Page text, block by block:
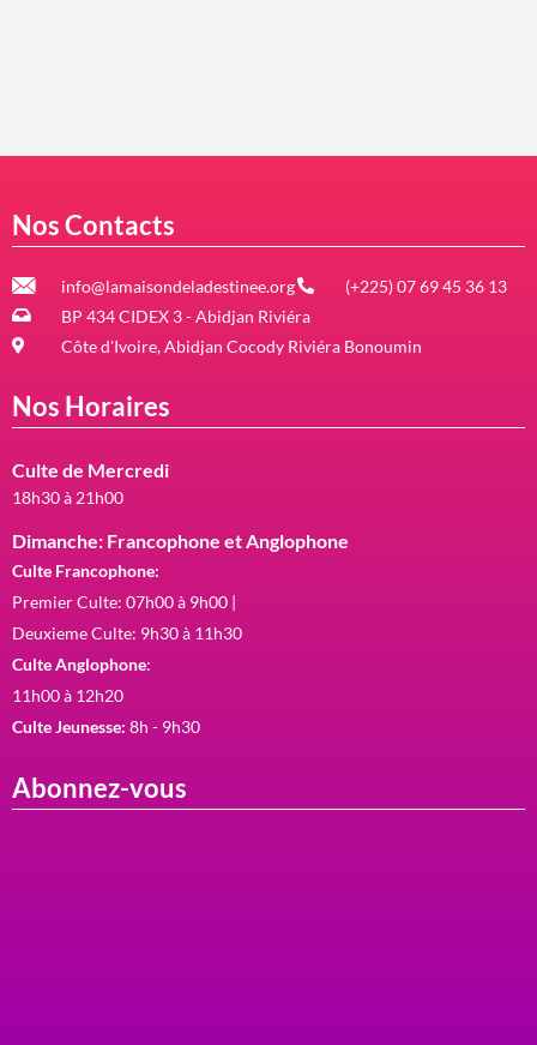
Nos Contacts
info@lamaisondeladestinee.org
(+225) 07 69 45 36 13
BP 434 CIDEX 3 - Abidjan Riviéra
Côte d'Ivoire, Abidjan Cocody Riviéra Bonoumin
Nos Horaires
Culte de Mercredi
18h30 à 21h00
Dimanche: Francophone et Anglophone
Culte Francophone:
Premier Culte: 07h00 à 9h00 |
Deuxieme Culte: 9h30 à 11h30
Culte Anglophone:
11h00 à 12h20
Culte Jeunesse: 8h - 9h30
Abonnez-vous